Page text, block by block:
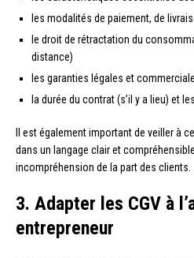
les modalités de paiement, de
le droit de rétractation du
distance)
les garanties légales et
la durée du contrat (s’il y a lieu) et
Il est également important de veiller à
dans un langage clair et
incompréhension de la part des clients.
3. Adapter les CGV à
entrepreneur